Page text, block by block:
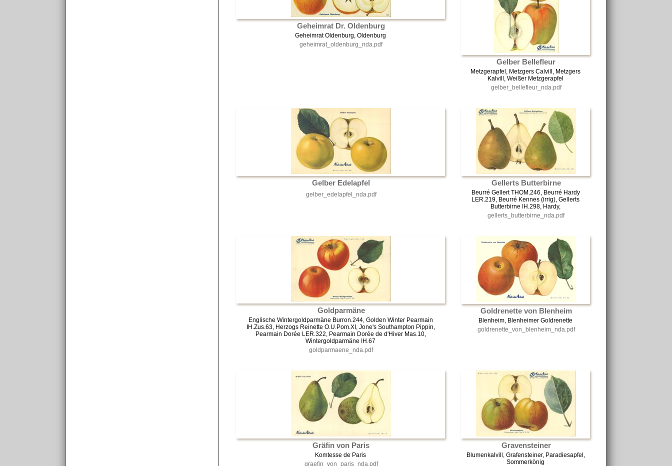
Geheimrat Dr. Oldenburg
Geheimrat Oldenburg, Oldenburg
geheimrat_oldenburg_nda.pdf
Gelber Bellefleur
Metzgerapfel, Metzgers Calvill, Metzgers
Kalvill, Weißer Metzgerapfel
gelber_bellefleur_nda.pdf
Gelber Edelapfel
gelber_edelapfel_nda.pdf
Gellerts Butterbirne
Beurré Gellert THOM.246, Beurré Hardy
LER.219, Beurré Kennes (irrig), Gellerts
Butterbirne IH.298, Hardy,
gellerts_butterbirne_nda.pdf
Goldparmäne
Englische Wintergoldparmäne Burron.244, Golden Winter Pearmain
IH.Zus.63, Herzogs Reinette O.U.Pom.XI, Jone's Southampton Pippin,
Pearmain Dorée LER.322, Pearmain Dorée de d'Hiver Mas.10,
Wintergoldparmäne IH.67
goldparmaene_nda.pdf
Goldrenette von Blenheim
Blenheim, Blenheimer Goldrenette
goldrenette_von_blenheim_nda.pdf
Gräfin von Paris
Komtesse de Paris
graefin_von_paris_nda.pdf
Gravensteiner
Blumenkalvill, Grafensteiner, Paradiesapfel,
Sommerkönig